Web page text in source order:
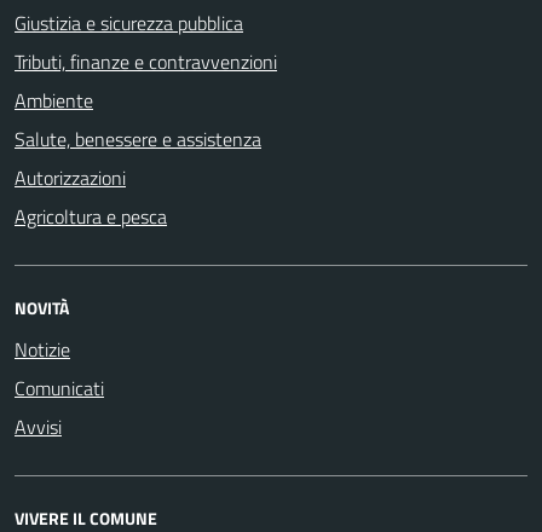
Giustizia e sicurezza pubblica
Tributi, finanze e contravvenzioni
Ambiente
Salute, benessere e assistenza
Autorizzazioni
Agricoltura e pesca
NOVITÀ
Notizie
Comunicati
Avvisi
VIVERE IL COMUNE